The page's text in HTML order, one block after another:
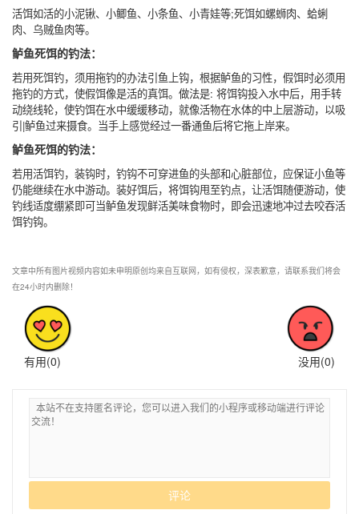
活饵如活的小泥锹、小鲫鱼、小条鱼、小青娃等;死饵如螺蛳肉、蛤蜊
肉、乌贼鱼肉等。
鲈鱼死饵的钓法：
若用死饵钓，须用拖钓的办法引鱼上钩，根据鲈鱼的习性，假饵时必须用
拖钓的方式，使假饵像是活的真饵。做法是: 将饵钩投入水中后，用手转
动绕线轮，使钓饵在水中缓缓移动，就像活物在水体的中上层游动，以吸
引|鲈鱼过来摄食。当手上感觉经过一番通鱼后将它拖上岸来。
鲈鱼死饵的钓法：
若用活饵钓，装钩时，钓钩不可穿进鱼的头部和心脏部位，应保证小鱼等
仍能继续在水中游动。装好饵后，将饵钩甩至钓点，让活饵随便游动，使
钓线适度绷紧即可当鲈鱼发现鲜活美味食物时，即会迅速地冲过去咬吞活
饵钓钩。
文章中所有图片视频内容如未申明原创均来自互联网，如有侵权，深表歉意，请联系我们将会
在24小时内删除！
有用(0) 没用(0)
评论